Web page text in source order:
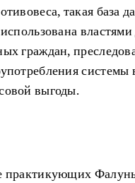
такая база
властями
граждан,
системы
выгоды.
практикующих